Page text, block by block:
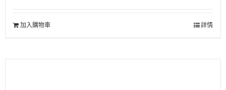
加入購物車 詳情